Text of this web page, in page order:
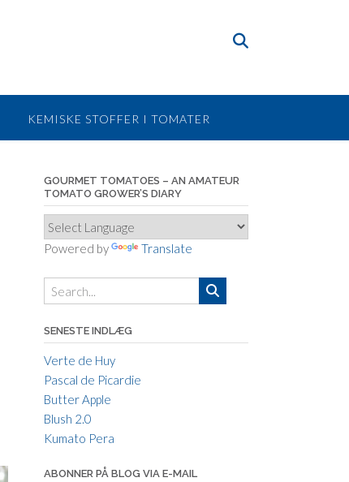
KEMISKE STOFFER I TOMATER
GOURMET TOMATOES – AN AMATEUR
TOMATO GROWER’S DIARY
Powered by Translate
SENESTE INDLÆG
Verte de Huy
Pascal de Picardie
Butter Apple
Blush 2.0
Kumato Pera
ABONNER PÅ BLOG VIA E-MAIL